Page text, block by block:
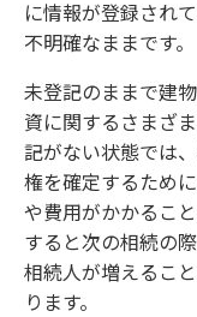
に情報が登録され
不明確なままです。
未登記のままで建
資に関するさまざ
記がない状態では
権を確定するため
や費用がかかるこ
すると次の相続の
相続人が増えるこ
ります。